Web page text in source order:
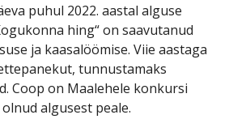
puhul 2022. aastal alguse
hing“ on saavutanud
ja kaasalöömise. Viie aastaga
tunnustamaks
Coop on Maalehele konkursi
algusest peale.